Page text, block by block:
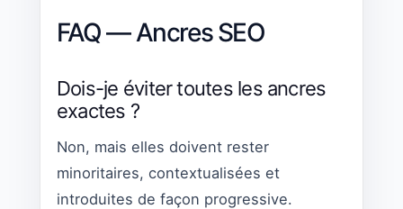
FAQ — Ancres SEO
Dois-je éviter toutes les ancres
exactes ?
Non, mais elles doivent rester
minoritaires, contextualisées et
introduites de façon progressive.